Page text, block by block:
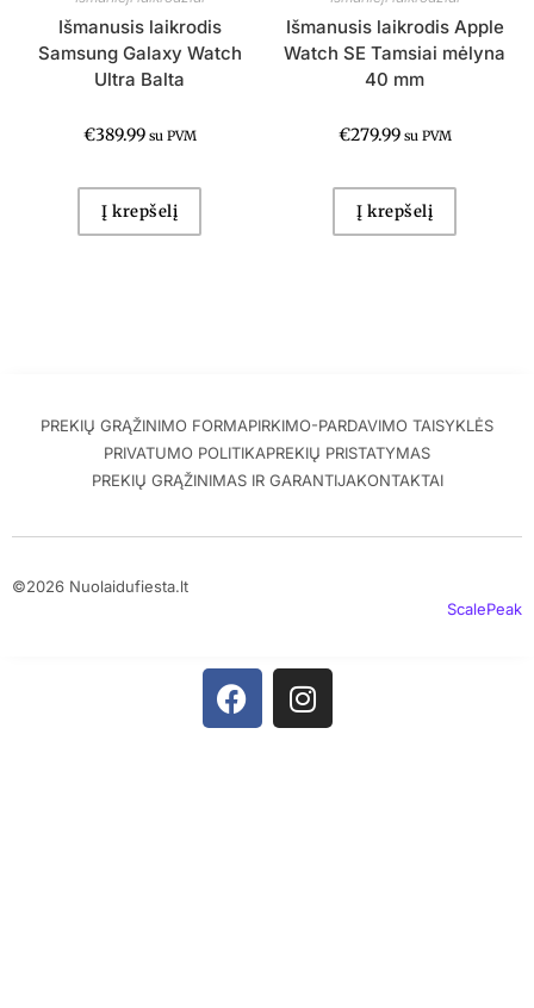
Išmanusis laikrodis
Samsung Galaxy Watch
Ultra Balta
€389.99 su PVM
Į krepšelį
Išmanusis laikrodis Apple
Watch SE Tamsiai mėlyna
40 mm
€279.99 su PVM
Į krepšelį
PREKIŲ GRĄŽINIMO FORMAPIRKIMO-PARDAVIMO TAISYKLĖS
PRIVATUMO POLITIKAPREKIŲ PRISTATYMAS
PREKIŲ GRĄŽINIMAS IR GARANTIJAKONTAKTAI
©2026 Nuolaidufiesta.lt
ScalePeak